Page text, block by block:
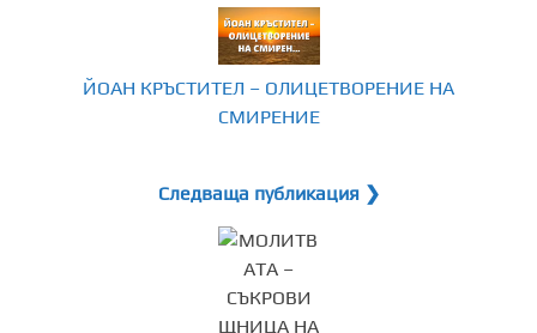
ЙОАН КРЪСТИТЕЛ – ОЛИЦЕТВОРЕНИЕ НА
СМИРЕНИЕ
Следваща публикация ❯